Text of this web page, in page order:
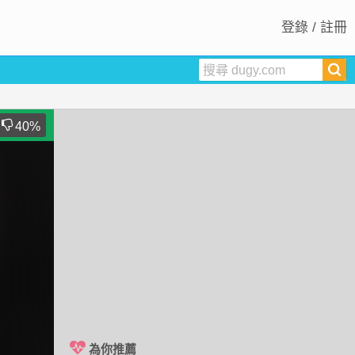
登錄 / 註冊
40%
為你推薦